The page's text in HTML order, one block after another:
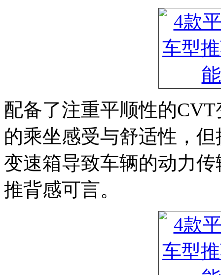
配备了注重平顺性的
的乘坐感受与舒适性，
变速箱导致车辆的动力
推背感可言。